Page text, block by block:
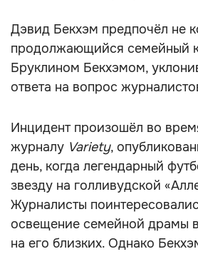
Дэвид Бекхэм предпочёл не
продолжающийся семейный
Бруклином Бекхэмом,
ответа на вопрос
Инцидент произошёл во
журналу Variety,
день, когда легендарный
звезду на голливудской
Журналисты
освещение семейной драмы
на его близких. Однако